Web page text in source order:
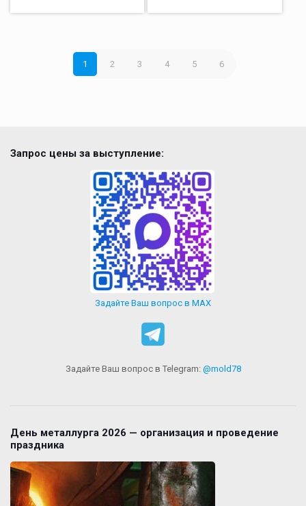
1 2 3 4 5 6
Запрос цены за выступление:
Задайте Ваш вопрос в MAX
Задайте Ваш вопрос в Telegram: @mold78
День металлурга 2026 — организация и проведение
праздника